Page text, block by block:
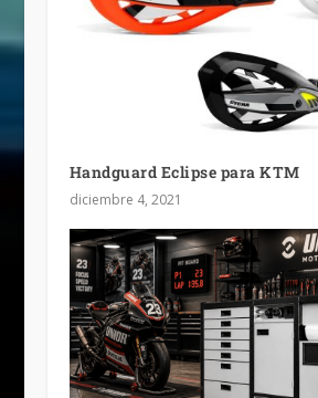
Handguard Eclipse para KTM
diciembre 4, 2021